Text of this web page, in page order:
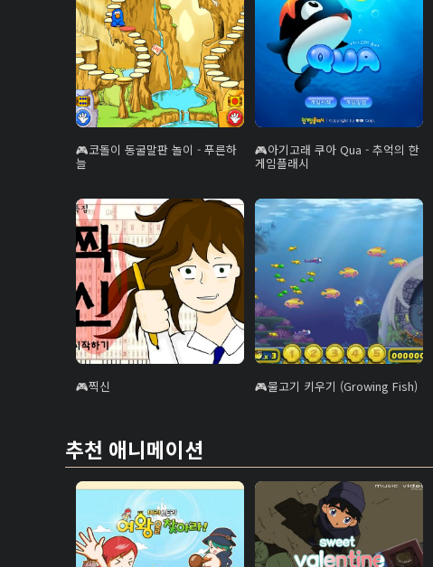
코돌이 동굴말판 놀이 - 푸른하
늘
아기고래 쿠아 Qua - 추억의 한
게임플래시
찍신 물고기 키우기 (Growing Fish)
추천 애니메이션